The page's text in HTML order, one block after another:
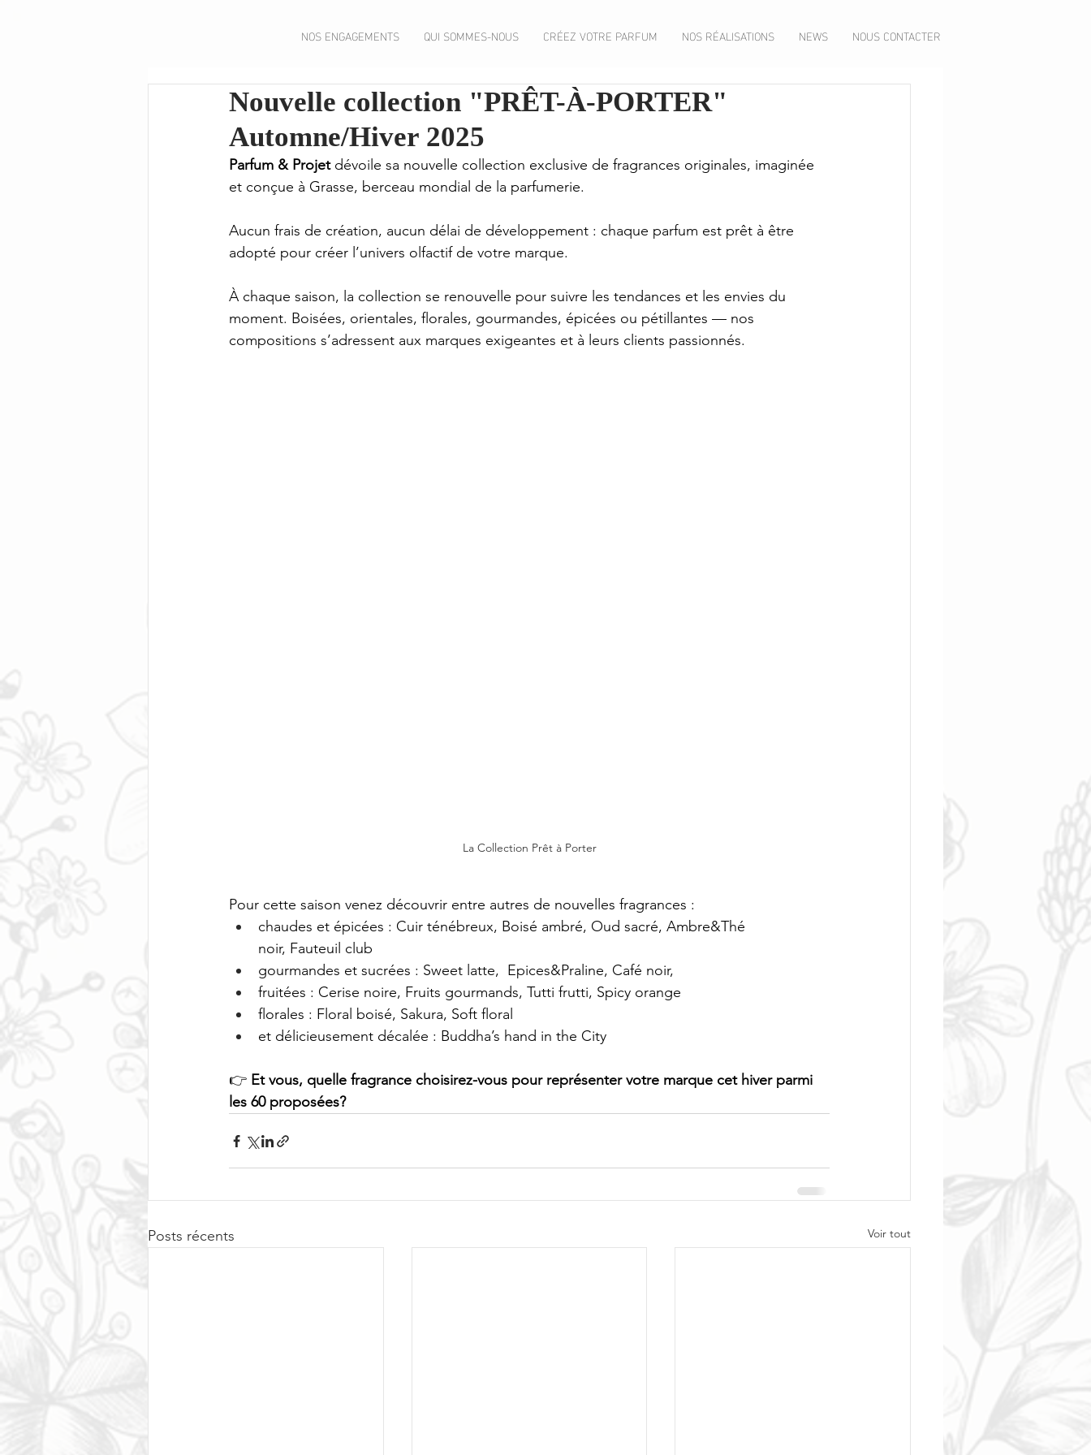
NOS ENGAGEMENTS QUI SOMMES-NOUS CRÉEZ VOTRE PARFUM NOS RÉALISATIONS NEWS NOUS CONTACTER
Nouvelle collection "PRÊT-À-PORTER"
Automne/Hiver 2025
Parfum & Projet dévoile sa nouvelle collection exclusive de fragrances originales, imaginée
et conçue à Grasse, berceau mondial de la parfumerie.
Aucun frais de création, aucun délai de développement : chaque parfum est prêt à être
adopté pour créer l’univers olfactif de votre marque.
À chaque saison, la collection se renouvelle pour suivre les tendances et les envies du
moment. Boisées, orientales, florales, gourmandes, épicées ou pétillantes — nos
compositions s’adressent aux marques exigeantes et à leurs clients passionnés.
La Collection Prêt à Porter
Pour cette saison venez découvrir entre autres de nouvelles fragrances :
chaudes et épicées : Cuir ténébreux, Boisé ambré, Oud sacré, Ambre&Thé
noir, Fauteuil club
gourmandes et sucrées : Sweet latte,  Epices&Praline, Café noir,
fruitées : Cerise noire, Fruits gourmands, Tutti frutti, Spicy orange
florales : Floral boisé, Sakura, Soft floral
et délicieusement décalée : Buddha’s hand in the City
👉 Et vous, quelle fragrance choisirez-vous pour représenter votre marque cet hiver parmi
les 60 proposées?
Posts récents Voir tout